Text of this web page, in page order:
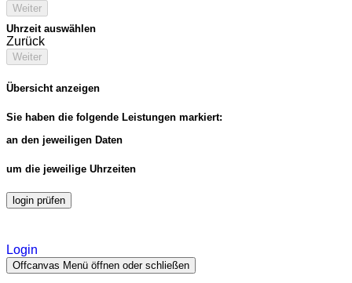
Weiter
Uhrzeit auswählen
Zurück
Weiter
Übersicht anzeigen
Sie haben die folgende Leistungen markiert:
an den jeweiligen Daten
um die jeweilige Uhrzeiten
login prüfen
Login
Offcanvas Menü öffnen oder schließen